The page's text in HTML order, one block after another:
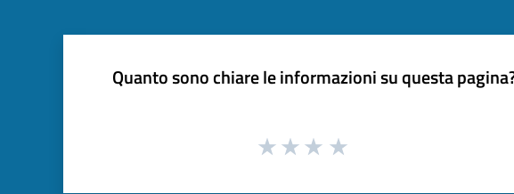
Quanto sono chiare le informazioni su questa